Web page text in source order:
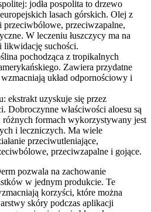
jodła pospolita to drzewo
lasach górskich. Olej z
przeciwbólowe, przeciwzapalne,
W leczeniu łuszczycy ma na
likwidację suchości.
pochodząca z tropikalnych
Zawiera przydatne
układ odpornościowy i
ekstrakt uzyskuje się przez
Dobroczynne właściwości aloesu są
różnych formach wykorzystywany jest
i leczniczych. Ma wiele
przeciwutleniające,
przeciwzapalne i gojące.
pozwala na zachowanie
w jednym produkcie. Te
korzyści, które można
skóry podczas aplikacji